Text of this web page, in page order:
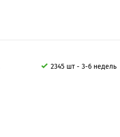
2345 шт - 3-6 недель